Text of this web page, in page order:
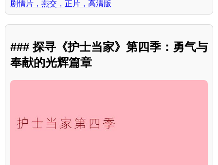
剧情片，燕交，正片，高清版
### 探寻《护士当家》第四季：勇气与
奉献的光辉篇章